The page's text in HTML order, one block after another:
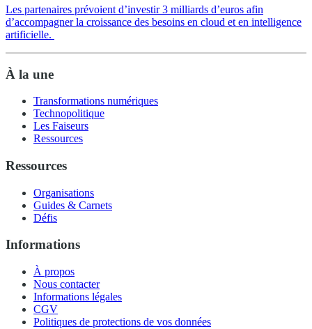
Les partenaires prévoient d’investir 3 milliards d’euros afin
d’accompagner la croissance des besoins en cloud et en intelligence
artificielle.
À la une
Transformations numériques
Technopolitique
Les Faiseurs
Ressources
Ressources
Organisations
Guides & Carnets
Défis
Informations
À propos
Nous contacter
Informations légales
CGV
Politiques de protections de vos données